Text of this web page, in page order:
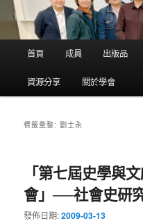
首頁 成員 出版品
資源分享 關於學會
標籤彙整:劉士永
「第七屆史學與
會」──社會史研
發佈日期:2009-03-13